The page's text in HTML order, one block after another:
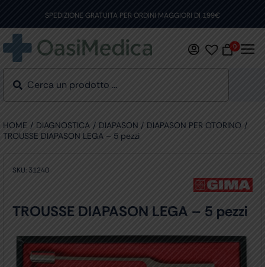
content
SPEDIZIONE GRATUITA PER ORDINI MAGGIORI DI 199€
0
HOME DIAGNOSTICA DIAPASON
DIAPASON PER OTORINO
TROUSSE DIAPASON LEGA – 5 pezzi
SKU: 31240
TROUSSE DIAPASON LEGA – 5 pezzi